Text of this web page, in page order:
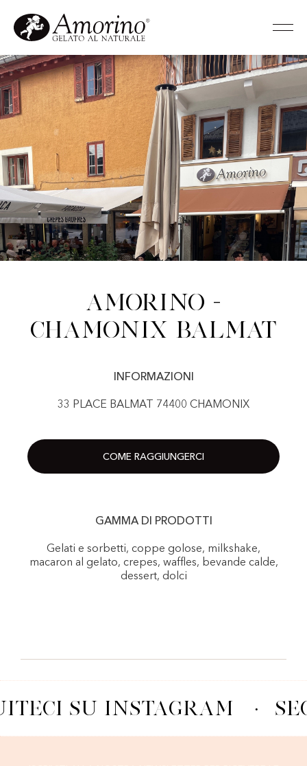
Amorino -
Chamonix Balmat
INFORMAZIONI
33 PLACE BALMAT 74400 CHAMONIX
COME RAGGIUNGERCI
GAMMA DI PRODOTTI
Gelati e sorbetti, coppe golose, milkshake,
macaron al gelato, crepes, waffles, bevande calde,
dessert, dolci
SU INSTAGRAM ·